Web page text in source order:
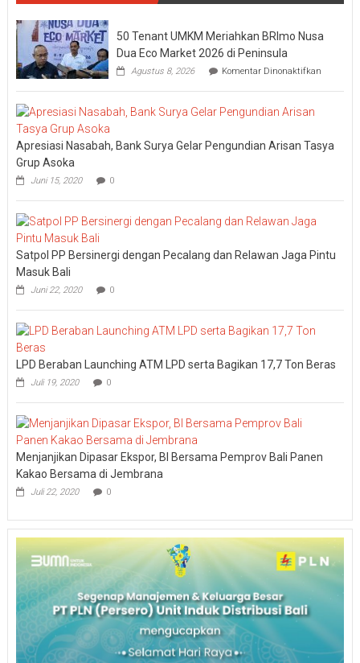
50 Tenant UMKM Meriahkan BRImo Nusa
Dua Eco Market 2026 di Peninsula
Agustus 8, 2026 Komentar Dinonaktifkan
Tenant
Nusa
Apresiasi Nasabah, Bank Surya Gelar Pengundian Arisan Tasya
Grup Asoka
Juni 15, 2020 0
Satpol PP Bersinergi dengan Pecalang dan Relawan Jaga Pintu
Masuk Bali
Juni 22, 2020 0
LPD Beraban Launching ATM LPD serta Bagikan 17,7 Ton Beras
Juli 19, 2020 0
Menjanjikan Dipasar Ekspor, BI Bersama Pemprov Bali Panen
Kakao Bersama di Jembrana
Juli 22, 2020 0